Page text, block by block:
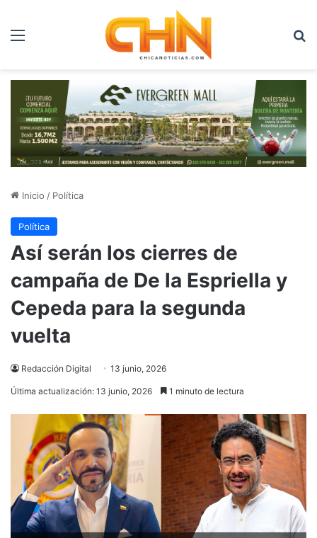
Menú
Inicio / Política
Política
Así serán los cierres de
campaña de De la Espriella y
Cepeda para la segunda
vuelta
Redacción Digital 13 junio, 2026
Última actualización: 13 junio, 2026 1 minuto de lectura